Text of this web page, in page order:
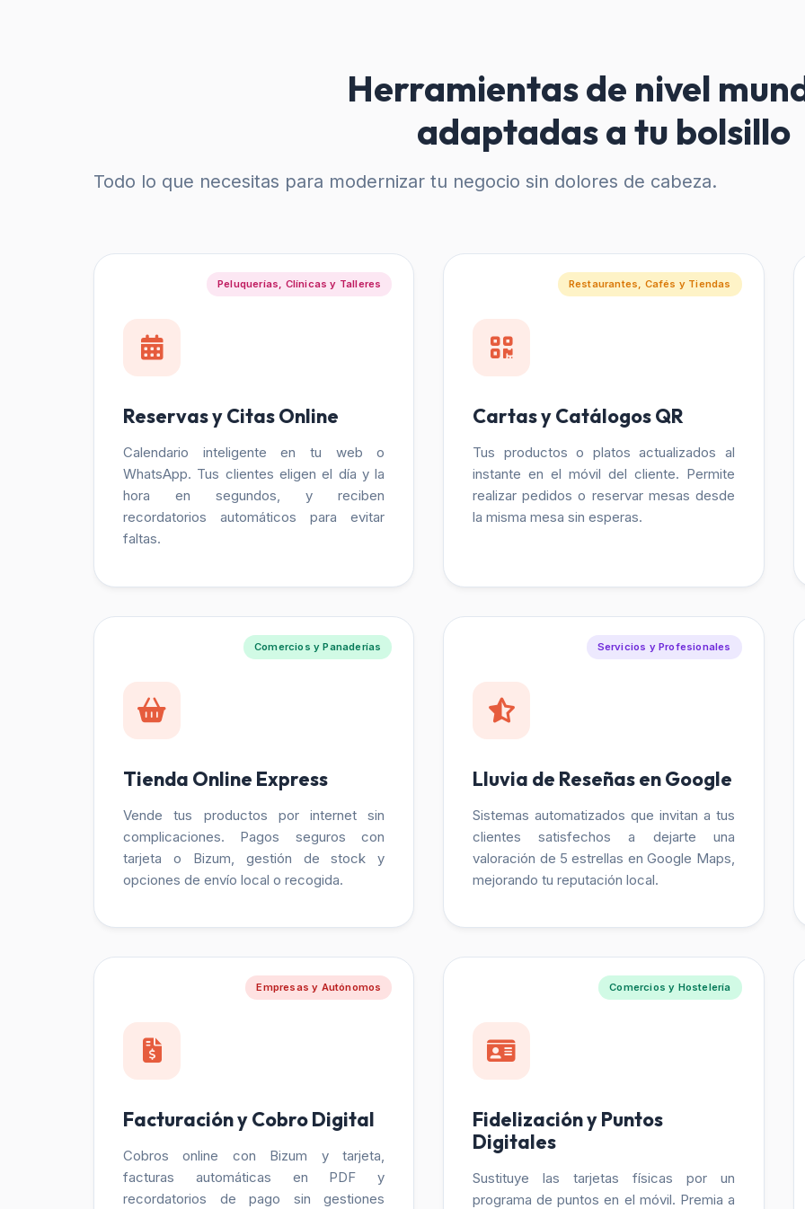
Herramientas de nivel
adaptadas a tu bolsillo
Todo lo que necesitas para modernizar tu negocio sin dolores de cabeza.
Peluquerías, Clínicas y Talleres
Reservas y Citas Online
Calendario inteligente en tu web o
WhatsApp. Tus clientes eligen el día y la
hora en segundos, y reciben
recordatorios automáticos para evitar
faltas.
Restaurantes, Cafés y Tiendas
Cartas y Catálogos QR
Tus productos o platos actualizados al
instante en el móvil del cliente. Permite
realizar pedidos o reservar mesas desde
la misma mesa sin esperas.
Comercios y Panaderías
Tienda Online Express
Vende tus productos por internet sin
complicaciones. Pagos seguros con
tarjeta o Bizum, gestión de stock y
opciones de envío local o recogida.
Servicios y Profesionales
Lluvia de Reseñas en Google
Sistemas automatizados que invitan a tus
clientes satisfechos a dejarte una
valoración de 5 estrellas en Google Maps,
mejorando tu reputación local.
Empresas y Autónomos
Facturación y Cobro Digital
Cobros online con Bizum y tarjeta,
facturas automáticas en PDF y
recordatorios de pago sin gestiones
Comercios y Hostelería
Fidelización y Puntos
Digitales
Sustituye las tarjetas físicas por un
programa de puntos en el móvil. Premia a